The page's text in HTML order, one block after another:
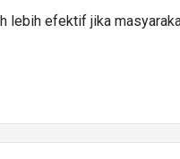
lebih efektif jika